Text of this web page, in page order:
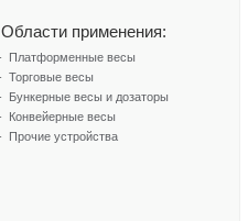
Области применения:
Платформенные весы
Торговые весы
Бункерные весы и дозаторы
Конвейерные весы
Прочие устройства